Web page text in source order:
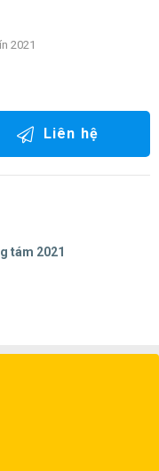
2021
Liên hệ
tám 2021